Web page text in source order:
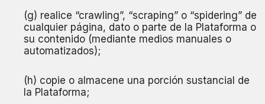
(g) realice “crawling”, “scraping” o “spidering” de
cualquier página, dato o parte de la Plataforma o
su contenido (mediante medios manuales o
automatizados);
(h) copie o almacene una porción sustancial de
la Plataforma;